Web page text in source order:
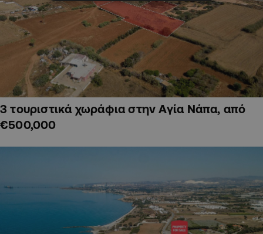
3 τουριστικά χωράφια στην Αγία Νάπα, από
€500,000